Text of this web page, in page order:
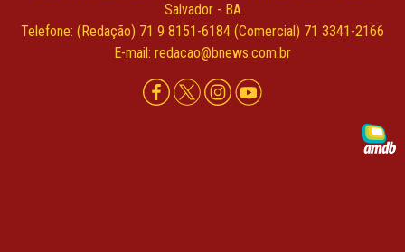
Salvador - BA
Telefone: (Redação) 71 9 8151-6184 (Comercial) 71 3341-2166
E-mail: redacao@bnews.com.br